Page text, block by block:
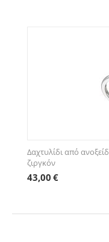
Δαχτυλίδι από
ζιργκόν
43,00 €